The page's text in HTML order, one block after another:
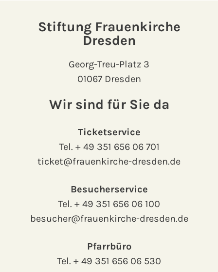
Stiftung Frauenkirche
Dresden
Georg-Treu-Platz 3
01067 Dresden
Wir sind für Sie da
Ticketservice
Tel. + 49 351 656 06 701
ticket@frauenkirche-dresden.de
Besucherservice
Tel. + 49 351 656 06 100
besucher@frauenkirche-dresden.de
Pfarrbüro
Tel. + 49 351 656 06 530